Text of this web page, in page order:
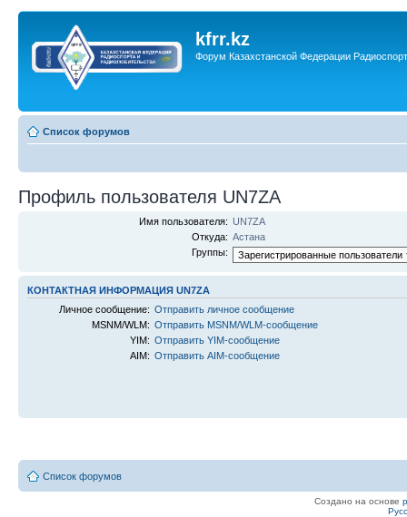
kfrr.kz
Форум Казахстанской Федерации
Список форумов
Профиль пользователя UN7ZA
Имя пользователя: UN7ZA
Откуда: Астана
Группы:
КОНТАКТНАЯ ИНФОРМАЦИЯ UN7ZA
Личное сообщение: Отправить личное сообщение
MSNM/WLM: Отправить MSNM/WLM-сообщение
YIM: Отправить YIM-сообщение
AIM: Отправить AIM-сообщение
Список форумов
Создано на основе